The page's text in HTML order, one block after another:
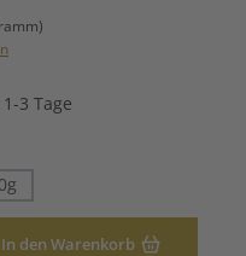
3 Tage
In den Warenkorb